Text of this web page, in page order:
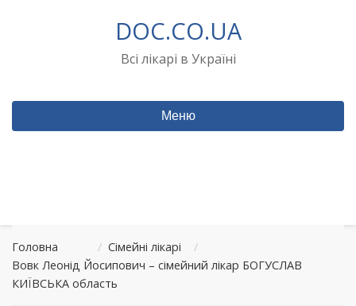
DOC.CO.UA
Всі лікарі в Україні
Меню
Головна / Сімейні лікарі
/
Вовк Леонід Йосипович – сімейний лікар БОГУСЛАВ
КИЇВСЬКА область